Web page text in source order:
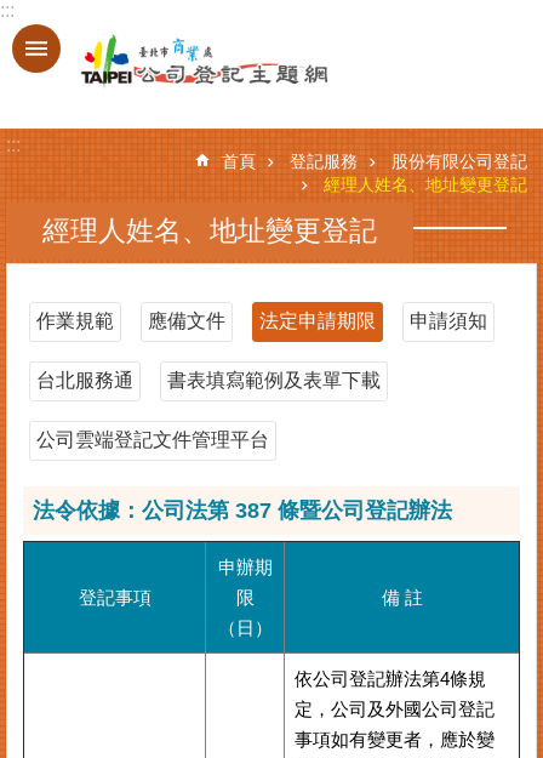
跳到主要內容區塊
進
搜
尋
登
務
資
料
詢
:::
:::
首頁 登記服務
股份有限公司登記
經理人姓名、地址變更登記
經理人姓名、地址變更登記
作業規範 應備文件 法定申請期限 申請須知
台北服務通 書表填寫範例及表單下載
公司雲端登記文件管理平台
法令依據：公司法第 387 條暨公司登記辦法
登記事項
申辦期
限
（日）
備 註
依公司登記辦法第4條規
定，公司及外國公司登記
事項如有變更者，應於變